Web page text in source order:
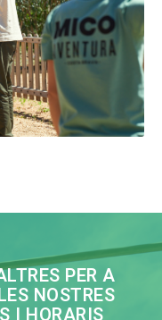
PER A
NOSTRES
I HORARIS